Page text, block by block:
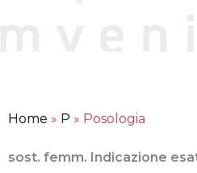
Home » P » Posologia
sost. femm. Indicazione